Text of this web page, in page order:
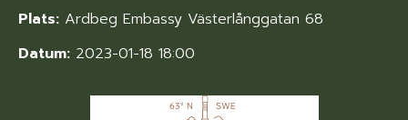
Plats: Ardbeg Embassy Västerlånggatan 68
Datum: 2023-01-18 18:00